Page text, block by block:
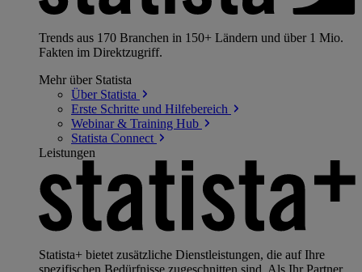
Trends aus 170 Branchen in 150+ Ländern und über 1 Mio.
Fakten im Direktzugriff.
Mehr über Statista
Über Statista
Erste Schritte und Hilfebereich
Webinar & Training Hub
Statista Connect
Leistungen
Statista+ bietet zusätzliche Dienstleistungen, die auf Ihre
spezifischen Bedürfnisse zugeschnitten sind. Als Ihr Partner